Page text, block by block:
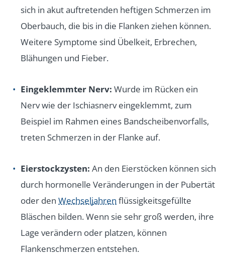
sich in akut auftretenden heftigen Schmerzen im
Oberbauch, die bis in die Flanken ziehen können.
Weitere Symptome sind Übelkeit, Erbrechen,
Blähungen und Fieber.
Eingeklemmter Nerv: Wurde im Rücken ein
Nerv wie der Ischiasnerv eingeklemmt, zum
Beispiel im Rahmen eines Bandscheibenvorfalls,
treten Schmerzen in der Flanke auf.
Eierstockzysten: An den Eierstöcken können sich
durch hormonelle Veränderungen in der Pubertät
oder den Wechseljahren flüssigkeitsgefüllte
Bläschen bilden. Wenn sie sehr groß werden, ihre
Lage verändern oder platzen, können
Flankenschmerzen entstehen.